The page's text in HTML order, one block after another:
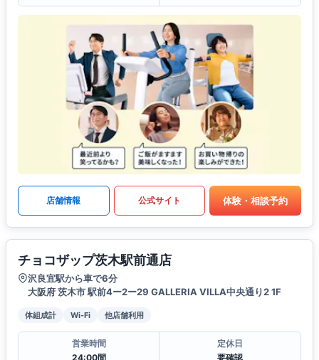
店舗情報 公式サイト 体験・相談予約
チョコザップ茨木駅前通店
沢良宜駅から車で6分
大阪府 茨木市 駅前4ー2ー29 GALLERIA VILLA中央通り2 1F
体組成計 Wi-Fi 他店舗利用
営業時間
24:00間
定休日
要確認